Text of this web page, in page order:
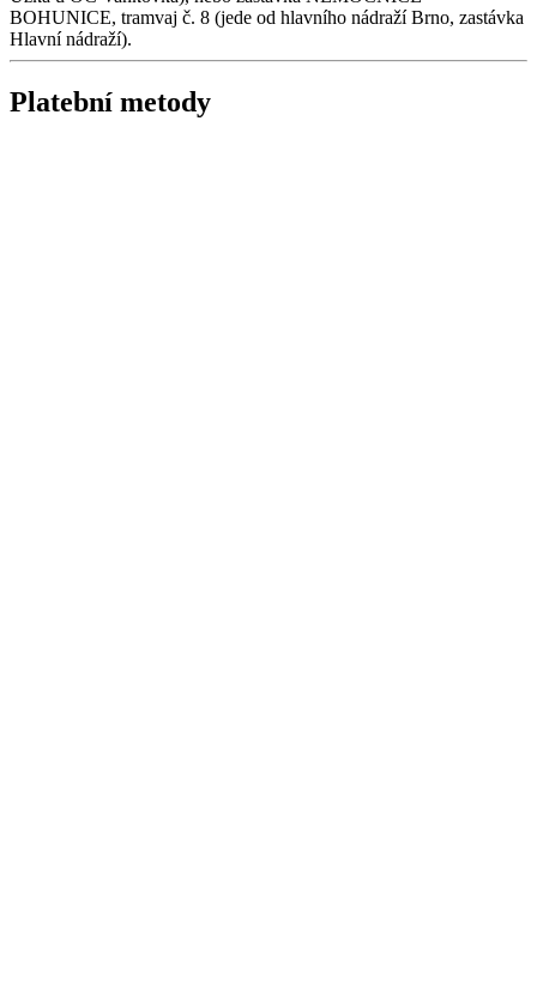
BOHUNICE, tramvaj č. 8 (jede od hlavního nádraží Brno, zastávka
Hlavní nádraží).
Platební metody